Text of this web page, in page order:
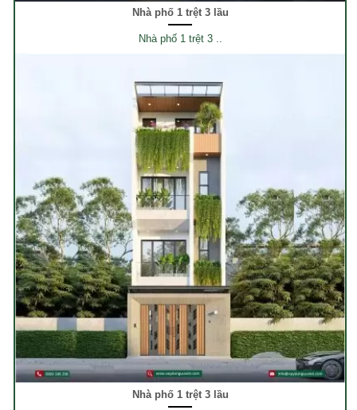
Nhà phố 1 trệt 3 lầu
Nhà phố 1 trệt 3 ..
Nhà phố 1 trệt 3 lầu